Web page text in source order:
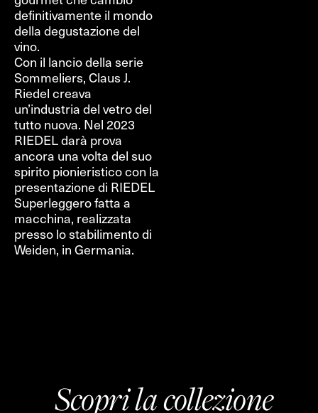
definitivamente il mondo
della degustazione del
vino.
Con il lancio della serie
Sommeliers, Claus J.
Riedel creava
un’industria del vetro del
tutto nuova. Nel 2023
RIEDEL darà prova
ancora una volta del suo
spirito pionieristico con la
presentazione di RIEDEL
Superleggero fatta a
macchina, realizzata
presso lo stabilimento di
Weiden, in Germania.
Scopri la collezione